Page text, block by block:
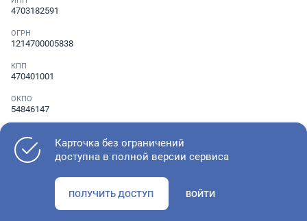
4703182591
ОГРН
1214700005838
КПП
470401001
ОКПО
54846147
Не указан
Как оценить состояние компании
Карточка без ограничений
доступна в полной версии сервиса
ПОЛУЧИТЬ ДОСТУП ВОЙТИ